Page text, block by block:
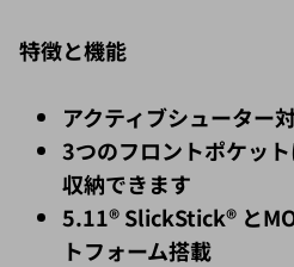
特徴と機能
アクティブシューター
3つのフロントポケッ
収納できます
5.11® SlickStick® と
トフォーム搭載